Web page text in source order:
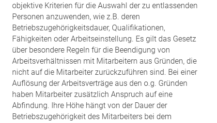
objektive Kriterien für die Auswahl der zu entlassenden
Personen anzuwenden, wie z.B. deren
Betriebszugehörigkeitsdauer, Qualifikationen,
Fähigkeiten oder Arbeitseinstellung. Es gilt das Gesetz
über besondere Regeln für die Beendigung von
Arbeitsverhältnissen mit Mitarbeitern aus Gründen, die
nicht auf die Mitarbeiter zurückzuführen sind. Bei einer
Auflösung der Arbeitsverträge aus den o.g. Gründen
haben Mitarbeiter zusätzlich Anspruch auf eine
Abfindung. Ihre Höhe hängt von der Dauer der
Betriebszugehörigkeit des Mitarbeiters bei dem